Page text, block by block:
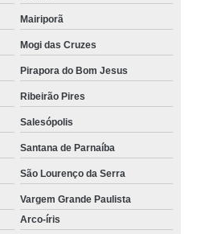
Mairiporã
Mogi das Cruzes
Pirapora do Bom Jesus
Ribeirão Pires
Salesópolis
Santana de Parnaíba
São Lourenço da Serra
Vargem Grande Paulista
Arco-íris